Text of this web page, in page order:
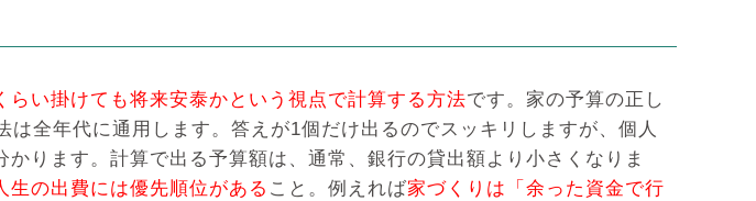
い掛けても将来安泰かという視点で計算する方法です。家の予算の正し
全年代に通用します。答えが1個だけ出るのでスッキリしますが、個人
ります。計算で出る予算額は、通常、銀行の貸出額より小さくなりま
生の出費には優先順位がある こと。例えれば家づくりは「余った資金で行